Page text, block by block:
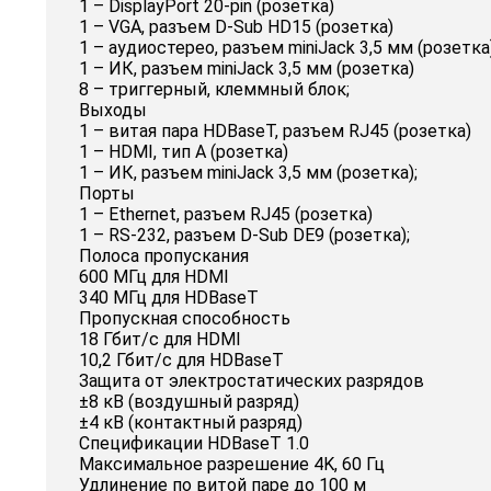
1 – DisplayPort 20-pin (розетка)
1 – VGA, разъем D-Sub HD15 (розетка)
1 – аудиостерео, разъем miniJack 3,5 мм
1 – ИК, разъем miniJack 3,5 мм (розетка)
8 – триггерный, клеммный блок;
Выходы
1 – витая пара HDBaseT, разъем RJ45 (розетка)
1 – HDMI, тип A (розетка)
1 – ИК, разъем miniJack 3,5 мм (розетка);
Порты
1 – Ethernet, разъем RJ45 (розетка)
1 – RS-232, разъем D-Sub DE9 (розетка);
Полоса пропускания
600 МГц для HDMI
340 МГц для HDBaseT
Пропускная способность
18 Гбит/с для HDMI
10,2 Гбит/с для HDBaseT
Защита от электростатических разрядов
±8 кВ (воздушный разряд)
±4 кВ (контактный разряд)
Спецификации HDBaseT 1.0
Максимальное разрешение 4K, 60 Гц
Удлинение по витой паре до 100 м